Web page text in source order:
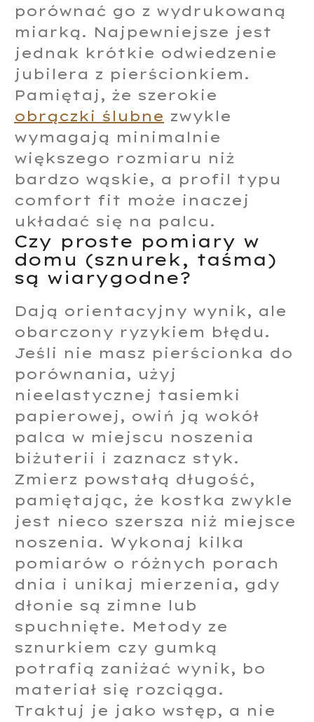
porównać go z wydrukowaną
miarką. Najpewniejsze jest
jednak krótkie odwiedzenie
jubilera z pierścionkiem.
Pamiętaj, że szerokie
obrączki ślubne zwykle
wymagają minimalnie
większego rozmiaru niż
bardzo wąskie, a profil typu
comfort fit może inaczej
układać się na palcu.
Czy proste pomiary w
domu (sznurek, taśma)
są wiarygodne?
Dają orientacyjny wynik, ale
obarczony ryzykiem błędu.
Jeśli nie masz pierścionka do
porównania, użyj
nieelastycznej tasiemki
papierowej, owiń ją wokół
palca w miejscu noszenia
biżuterii i zaznacz styk.
Zmierz powstałą długość,
pamiętając, że kostka zwykle
jest nieco szersza niż miejsce
noszenia. Wykonaj kilka
pomiarów o różnych porach
dnia i unikaj mierzenia, gdy
dłonie są zimne lub
spuchnięte. Metody ze
sznurkiem czy gumką
potrafią zaniżać wynik, bo
materiał się rozciąga.
Traktuj je jako wstęp, a nie